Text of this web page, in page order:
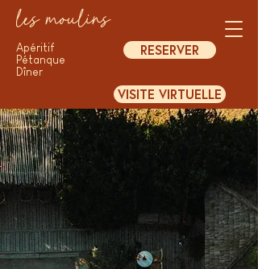
les moulins
Apéritif
Pétanque
​Dîner
RESERVER
VISITE VIRTUELLE